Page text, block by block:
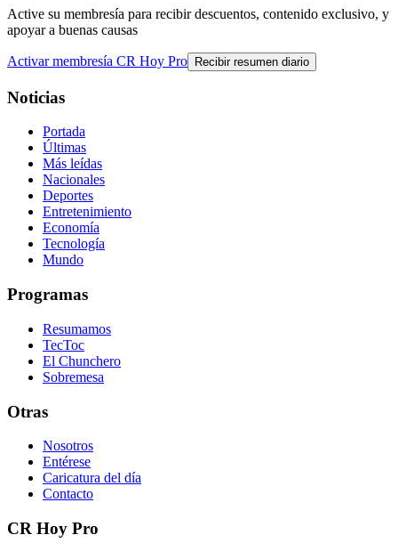
Active su membresía para recibir descuentos, contenido exclusivo, y
apoyar a buenas causas
Activar membresía CR Hoy Pro Recibir resumen diario
Noticias
Portada
Últimas
Más leídas
Nacionales
Deportes
Entretenimiento
Economía
Tecnología
Mundo
Programas
Resumamos
TecToc
El Chunchero
Sobremesa
Otras
Nosotros
Entérese
Caricatura del día
Contacto
CR Hoy Pro